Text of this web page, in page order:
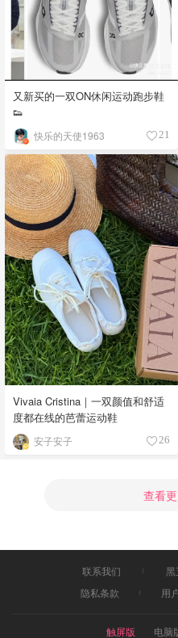
又新买的一双ON休闲运动跑步鞋
👟
快乐的天使1963 21
Vivaia Cristina｜一双颜值和舒适
度都在线的芭蕾运动鞋
安子安子 26
查看
联系我们 黑
隐私条款
用
触屏版 电脑